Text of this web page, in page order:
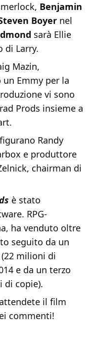
Benjamin
Boyer nel
sarà Ellie
di Larry.
Mazin,
Emmy per la
vi sono
Prods insieme a
Randy
e produttore
chairman di
è stato
RPG-
ha venduto oltre
seguito da un
milioni di
e da un terzo
di copie).
il film
commenti!